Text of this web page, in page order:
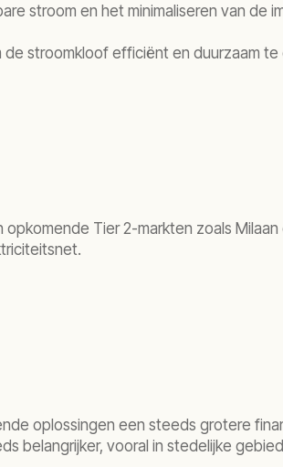
stroom en het minimaliseren van de
stroomkloof efficiënt en duurzaam
Tier 2-markten zoals
oplossingen een steeds grotere
belangrijker, vooral in stedelijke